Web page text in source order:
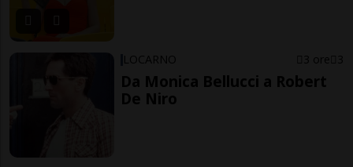
LOCARNO 3 ore 3
Da Monica Bellucci a Robert
De Niro